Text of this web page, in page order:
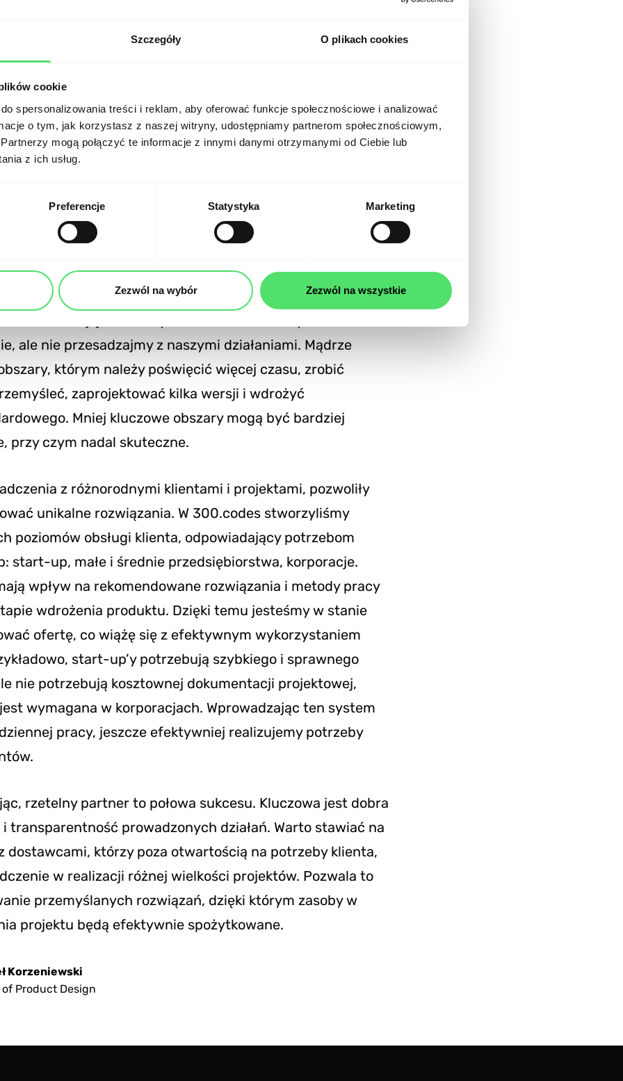
Szczegóły O plikach cookies
cookie
spersonalizowania treści i reklam, aby oferować funkcje społecznościowe i analizować
o tym, jak korzystasz z naszej witryny, udostępniamy partnerom społecznościowym,
mogą połączyć te informacje z innymi danymi otrzymanymi od Ciebie lub
z ich usług.
Preferencje Statystyka Marketing
Zezwól na wybór Zezwól na wszystkie
jest moment, kiedy się ujawnią. Prawdopodobnie będzie to
ryzykiem? Przyjrzyjmy się takim zagadnieniom jak
i konfigurowalność. To kluczowe obszary,
produkt cyfrowy. Nie wprowadzajmy rozwiązań, które
wykorzystać każdego dostępnego skrawka interfejsu
najlepsze i najbardziej znane serwisy webowe są
Nie były idealne od samego początku.
na pracę iteracyjną: na rozbudowę i optymalizację. W ten
mogli rozciągnąć koszty w czasie, co może
ale nie przesadzajmy z naszymi działaniami. Mądrze
którym należy poświęcić więcej czasu, zrobić
zaprojektować kilka wersji i wdrożyć
Mniej kluczowe obszary mogą być bardziej
przy czym nadal skuteczne.
z różnorodnymi klientami i projektami, pozwoliły
unikalne rozwiązania. W 300.codes stworzyliśmy
poziomów obsługi klienta, odpowiadający potrzebom
start-up, małe i średnie przedsiębiorstwa, korporacje.
wpływ na rekomendowane rozwiązania i metody pracy
wdrożenia produktu. Dzięki temu jesteśmy w stanie
ofertę, co wiążę się z efektywnym wykorzystaniem
start-up’y potrzebują szybkiego i sprawnego
nie potrzebują kosztownej dokumentacji projektowej,
wymagana w korporacjach. Wprowadzając ten system
pracy, jeszcze efektywniej realizujemy potrzeby
rzetelny partner to połowa sukcesu. Kluczowa jest dobra
transparentność prowadzonych działań. Warto stawiać na
dostawcami, którzy poza otwartością na potrzeby klienta,
w realizacji różnej wielkości projektów. Pozwala to
przemyślanych rozwiązań, dzięki którym zasoby w
projektu będą efektywnie spożytkowane.
Korzeniewski
of Product Design